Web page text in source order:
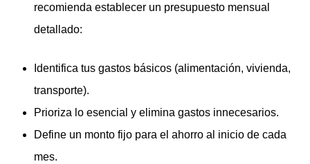
recomienda establecer un presupuesto mensual
detallado:
Identifica tus gastos básicos (alimentación, vivienda,
transporte).
Prioriza lo esencial y elimina gastos innecesarios.
Define un monto fijo para el ahorro al inicio de cada
mes.